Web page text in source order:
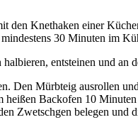
den Knethaken einer
30 Minuten im
entsteinen und an
Den Mürbteig ausrollen
Backofen 10
Zwetschgen belegen und